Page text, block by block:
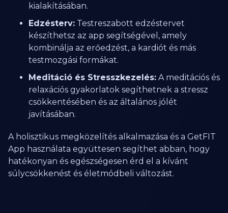
kialakításában.
Edzésterv: Testreszabott edzéstervet
készíthetsz az app segítségével, amely
kombinálja az erőedzést, a kardiót és más
testmozgási formákat.
Meditáció és Stresszkezelés: A meditációs és
relaxációs gyakorlatok segíthetnek a stressz
csökkentésében és az általános jólét
javításában.
A holisztikus megközelítés alkalmazása és a GetFIT
App használata együttesen segíthet abban, hogy
hatékonyan és egészségesen érd el a kívánt
súlycsökkenést és életmódbeli változást.